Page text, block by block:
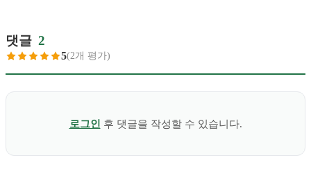
댓글 2
5(2개 평가)
로그인 후 댓글을 작성할 수 있습니다.